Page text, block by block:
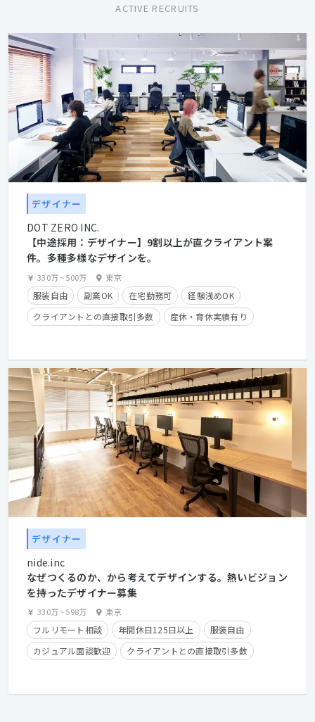
ACTIVE RECRUITS
デザイナー
DOT ZERO INC.
【中途採用：デザイナー】9割以上が直クライアント案
件。多種多様なデザインを。
330万~500万 東京
服装自由 副業OK 在宅勤務可
経験浅めOK
クライアントとの直接取引多数
産休・育休実績有り
デザイナー
nide.inc
なぜつくるのか、から考えてデザインする。熱いビジョン
を持ったデザイナー募集
330万~598万 東京
フルリモート相談 年間休日125日以上
服装自由
カジュアル面談歓迎
クライアントとの直接取引多数
学歴不問
経験者優遇